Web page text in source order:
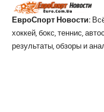
ЕвроСпорт Новости:
хоккей, бокс, теннис,
результаты, обзоры и